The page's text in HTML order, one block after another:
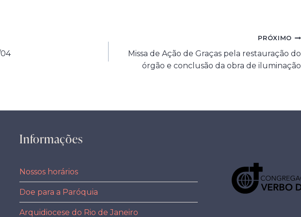
PRÓXIMO
Missa de Ação de Graças pela restauração do
órgão e conclusão da obra de iluminação
Informações
Nossos horários
Doe para a Paróquia
Arquidiocese do Rio de Janeiro